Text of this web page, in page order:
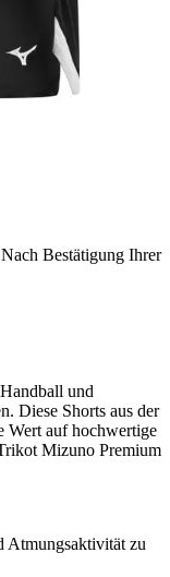
Nach Bestätigung Ihrer
und
Diese Shorts aus der
Wert auf hochwertige
Mizuno Premium
Atmungsaktivität zu